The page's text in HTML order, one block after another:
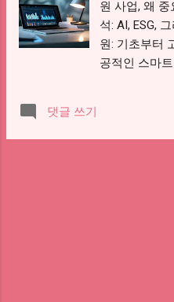
원 사업, 왜
석: AI, ESG,
원: 기초부터
공적인 스마
주 묻는 질문
바로 중소기
댓글 쓰기